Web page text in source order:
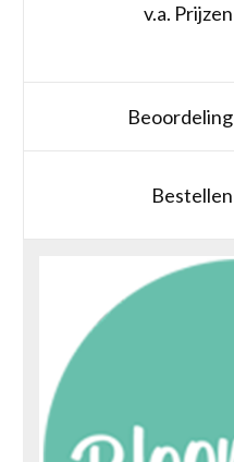
v.a. Prijzen
Beoordeling
Bestellen